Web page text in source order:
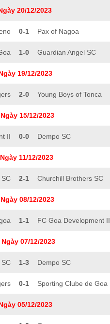
20/12/2023
0-1 Pax of Nagoa
1-0 Guardian Angel SC
19/12/2023
2-0 Young Boys of Tonca
15/12/2023
II 0-0 Dempo SC
11/12/2023
SC 2-1 Churchill Brothers SC
08/12/2023
1-1 FC Goa Development II
07/12/2023
1-3 Dempo SC
0-1 Sporting Clube de Goa
05/12/2023